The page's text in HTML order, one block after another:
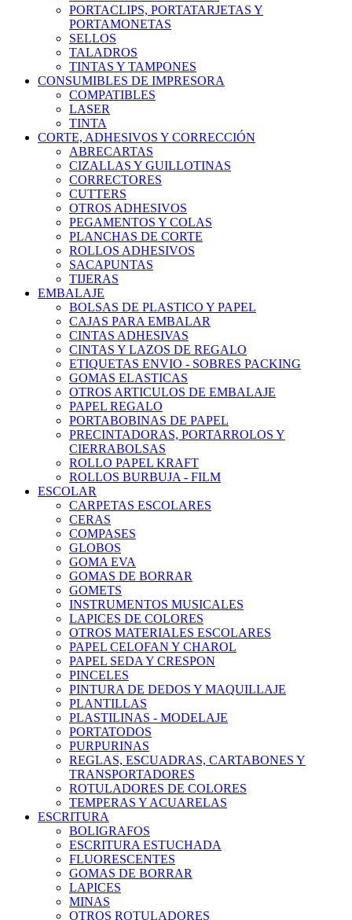
PORTACLIPS, PORTATARJETAS Y
PORTAMONETAS
SELLOS
TALADROS
TINTAS Y TAMPONES
CONSUMIBLES DE IMPRESORA
COMPATIBLES
LASER
TINTA
CORTE, ADHESIVOS Y CORRECCIÓN
ABRECARTAS
CIZALLAS Y GUILLOTINAS
CORRECTORES
CUTTERS
OTROS ADHESIVOS
PEGAMENTOS Y COLAS
PLANCHAS DE CORTE
ROLLOS ADHESIVOS
SACAPUNTAS
TIJERAS
EMBALAJE
BOLSAS DE PLASTICO Y PAPEL
CAJAS PARA EMBALAR
CINTAS ADHESIVAS
CINTAS Y LAZOS DE REGALO
ETIQUETAS ENVIO - SOBRES PACKING
GOMAS ELASTICAS
OTROS ARTICULOS DE EMBALAJE
PAPEL REGALO
PORTABOBINAS DE PAPEL
PRECINTADORAS, PORTARROLOS Y
CIERRABOLSAS
ROLLO PAPEL KRAFT
ROLLOS BURBUJA - FILM
ESCOLAR
CARPETAS ESCOLARES
CERAS
COMPASES
GLOBOS
GOMA EVA
GOMAS DE BORRAR
GOMETS
INSTRUMENTOS MUSICALES
LAPICES DE COLORES
OTROS MATERIALES ESCOLARES
PAPEL CELOFAN Y CHAROL
PAPEL SEDA Y CRESPON
PINCELES
PINTURA DE DEDOS Y MAQUILLAJE
PLANTILLAS
PLASTILINAS - MODELAJE
PORTATODOS
PURPURINAS
REGLAS, ESCUADRAS, CARTABONES Y
TRANSPORTADORES
ROTULADORES DE COLORES
TEMPERAS Y ACUARELAS
ESCRITURA
BOLIGRAFOS
ESCRITURA ESTUCHADA
FLUORESCENTES
GOMAS DE BORRAR
LAPICES
MINAS
OTROS ROTULADORES